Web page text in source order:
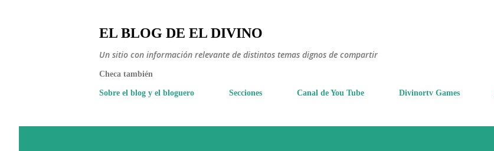
EL BLOG DE EL DIVINO
Un sitio con información relevante de distintos temas dignos de compartir
Checa también
Sobre el blog y el bloguero Secciones Canal de You Tube Divinortv Games